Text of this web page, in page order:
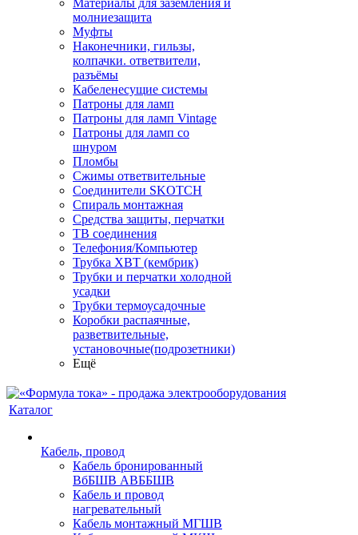
Материалы для заземления и
молниезащита
Муфты
Наконечники, гильзы,
колпачки. ответвители,
разъёмы
Кабеленесущие системы
Патроны для ламп
Патроны для ламп Vintage
Патроны для ламп со
шнуром
Пломбы
Сжимы ответвительные
Соединители SKOTCH
Спираль монтажная
Средства защиты, перчатки
ТВ соединения
Телефония/Компьютер
Трубка ХВТ (кембрик)
Трубки и перчатки холодной
усадки
Трубки термоусадочные
Коробки распаячные,
разветвительные,
установочные(подрозетники)
Ещё
Каталог
Кабель, провод
Кабель бронированный
ВбБШВ АВББШВ
Кабель и провод
нагревательный
Кабель монтажный МГШВ